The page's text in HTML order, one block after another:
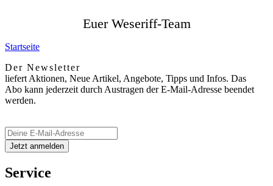
Euer Weseriff-Team
Startseite
Der Newsletter
liefert Aktionen, Neue Artikel, Angebote, Tipps und Infos. Das
Abo kann jederzeit durch Austragen der E-Mail-Adresse beendet
werden.
Service